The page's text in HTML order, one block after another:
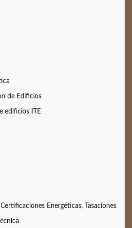
de Edificios
edificios ITE
Certificaciones Energéticas, Tasaciones